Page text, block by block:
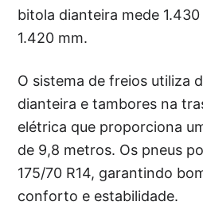
bitola dianteira mede
1.420 mm.
O sistema de freios utiliza
dianteira e tambores na
elétrica que proporciona
de 9,8 metros. Os pneus
175/70 R14, garantindo
conforto e estabilidade.